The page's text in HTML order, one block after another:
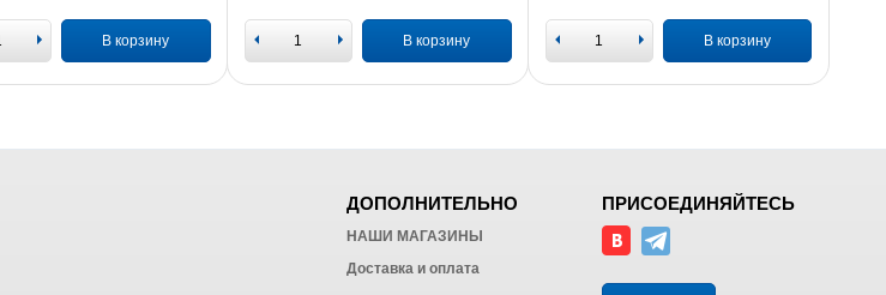
В корзину В корзину В корзину
ДОПОЛНИТЕЛЬНО
НАШИ МАГАЗИНЫ
Доставка и оплата
ПРИСОЕДИНЯЙТЕСЬ